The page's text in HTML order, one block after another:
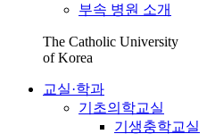
부속 병원 소개
The Catholic University
of Korea
교실·학과
기초의학교실
기생충학교실